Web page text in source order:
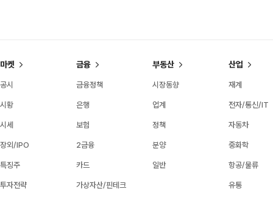
마켓
공시
시황
시세
장외/IPO
특징주
투자전략
금융
금융정책
은행
보험
2금융
카드
가상자산/핀테크
부동산
시장동향
업계
정책
분양
일반
산업
재계
전자/통신/IT
자동차
중화학
항공/물류
유통